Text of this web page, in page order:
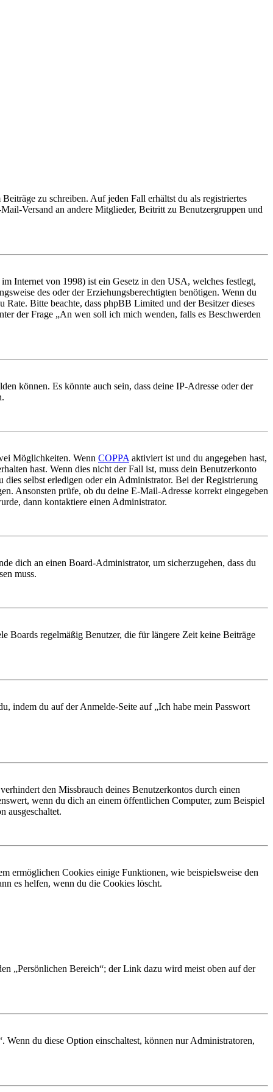
zu schreiben. Auf jeden Fall erhältst du als registriertes
Versand an andere Mitglieder, Beitritt zu Benutzergruppen und
Internet von 1998) ist ein Gesetz in den USA, welches festlegt,
des oder der Erziehungsberechtigten benötigen. Wenn du
Bitte beachte, dass phpBB Limited und der Besitzer dieses
der Frage „An wen soll ich mich wenden, falls es Beschwerden
können. Es könnte auch sein, dass deine IP-Adresse oder der
Möglichkeiten. Wenn COPPA aktiviert ist und du angegeben hast,
hast. Wenn dies nicht der Fall ist, muss dein Benutzerkonto
selbst erledigen oder ein Administrator. Bei der Registrierung
Ansonsten prüfe, ob du deine E-Mail-Adresse korrekt eingegeben
dann kontaktiere einen Administrator.
dich an einen Board-Administrator, um sicherzugehen, dass du
muss.
Boards regelmäßig Benutzer, die für längere Zeit keine Beiträge
indem du auf der Anmelde-Seite auf „Ich habe mein Passwort
den Missbrauch deines Benutzerkontos durch einen
wenn du dich an einem öffentlichen Computer, zum Beispiel
ausgeschaltet.
ermöglichen Cookies einige Funktionen, wie beispielsweise den
es helfen, wenn du die Cookies löscht.
„Persönlichen Bereich“; der Link dazu wird meist oben auf der
du diese Option einschaltest, können nur Administratoren,